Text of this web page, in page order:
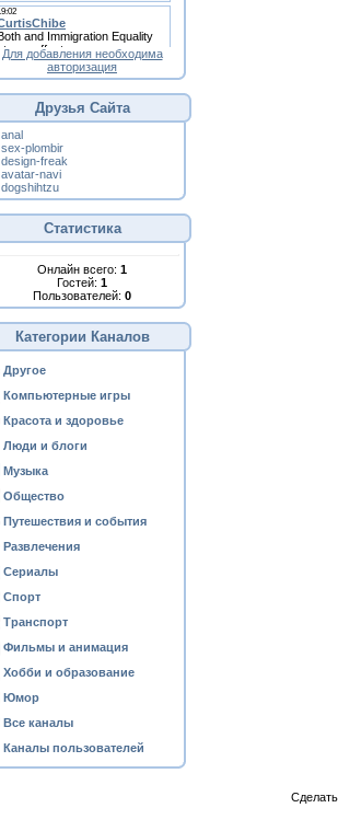
Для добавления необходима
авторизация
Друзья Сайта
anal
sex-plombir
design-freak
avatar-navi
dogshihtzu
Статистика
Онлайн всего: 1
Гостей: 1
Пользователей: 0
Категории Каналов
Другое
Компьютерные игры
Красота и здоровье
Люди и блоги
Музыка
Общество
Путешествия и события
Развлечения
Сериалы
Спорт
Транспорт
Фильмы и анимация
Хобби и образование
Юмор
Все каналы
Каналы пользователей